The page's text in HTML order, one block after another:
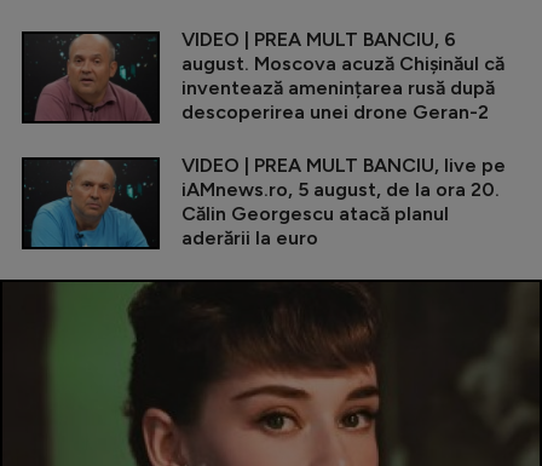
VIDEO | PREA MULT BANCIU, 6
august. Moscova acuză Chișinăul că
inventează amenințarea rusă după
descoperirea unei drone Geran-2
VIDEO | PREA MULT BANCIU, live pe
iAMnews.ro, 5 august, de la ora 20.
Călin Georgescu atacă planul
aderării la euro